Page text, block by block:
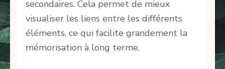
secondaires. Cela permet de mieux
visualiser les liens entre les différents
éléments, ce qui facilite grandement la
mémorisation à long terme.